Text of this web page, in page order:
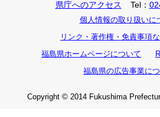
県庁へのアクセス Tel：
個人情報の取り扱いに
リンク・著作権・免責事項
福島県ホームページについて
福島県の広告事業に
Copyright © 2014 Fukushima